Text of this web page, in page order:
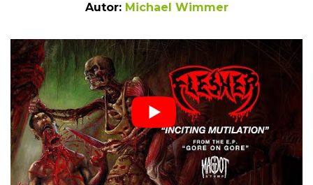
Autor: Michael Wimmer